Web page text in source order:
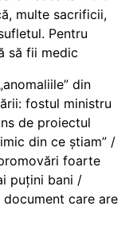
multe sacrificii,
Pentru
să fii medic
din
fostul ministru
de proiectul
din ce știam” /
foarte
puțini bani /
document care are